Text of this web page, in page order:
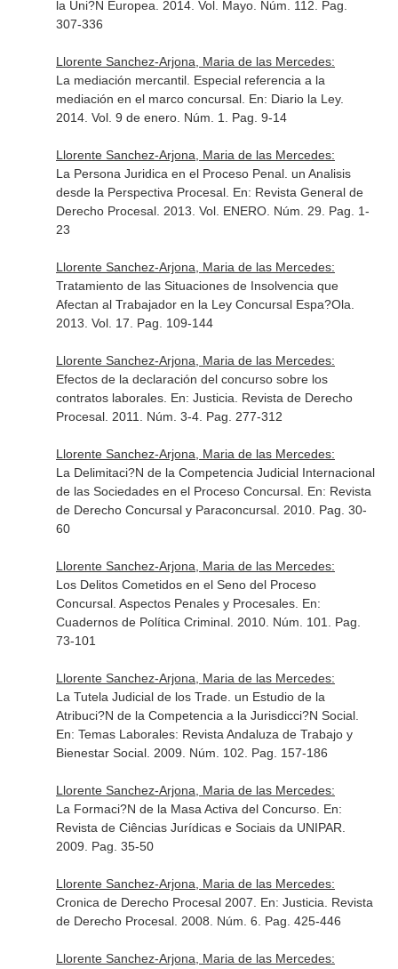
la Uni?N Europea. 2014. Vol. Mayo. Núm. 112. Pag.
307-336
Llorente Sanchez-Arjona, Maria de las Mercedes:
La mediación mercantil. Especial referencia a la
mediación en el marco concursal. En: Diario la Ley.
2014. Vol. 9 de enero. Núm. 1. Pag. 9-14
Llorente Sanchez-Arjona, Maria de las Mercedes:
La Persona Juridica en el Proceso Penal. un Analisis
desde la Perspectiva Procesal. En: Revista General de
Derecho Procesal. 2013. Vol. ENERO. Núm. 29. Pag. 1-
23
Llorente Sanchez-Arjona, Maria de las Mercedes:
Tratamiento de las Situaciones de Insolvencia que
Afectan al Trabajador en la Ley Concursal Espa?Ola.
2013. Vol. 17. Pag. 109-144
Llorente Sanchez-Arjona, Maria de las Mercedes:
Efectos de la declaración del concurso sobre los
contratos laborales. En: Justicia. Revista de Derecho
Procesal. 2011. Núm. 3-4. Pag. 277-312
Llorente Sanchez-Arjona, Maria de las Mercedes:
La Delimitaci?N de la Competencia Judicial Internacional
de las Sociedades en el Proceso Concursal. En: Revista
de Derecho Concursal y Paraconcursal. 2010. Pag. 30-
60
Llorente Sanchez-Arjona, Maria de las Mercedes:
Los Delitos Cometidos en el Seno del Proceso
Concursal. Aspectos Penales y Procesales. En:
Cuadernos de Política Criminal. 2010. Núm. 101. Pag.
73-101
Llorente Sanchez-Arjona, Maria de las Mercedes:
La Tutela Judicial de los Trade. un Estudio de la
Atribuci?N de la Competencia a la Jurisdicci?N Social.
En: Temas Laborales: Revista Andaluza de Trabajo y
Bienestar Social. 2009. Núm. 102. Pag. 157-186
Llorente Sanchez-Arjona, Maria de las Mercedes:
La Formaci?N de la Masa Activa del Concurso. En:
Revista de Ciências Jurídicas e Sociais da UNIPAR
2009. Pag. 35-50
Llorente Sanchez-Arjona, Maria de las Mercedes:
Cronica de Derecho Procesal 2007. En: Justicia. Revista
de Derecho Procesal. 2008. Núm. 6. Pag. 425-446
Llorente Sanchez-Arjona, Maria de las Mercedes: